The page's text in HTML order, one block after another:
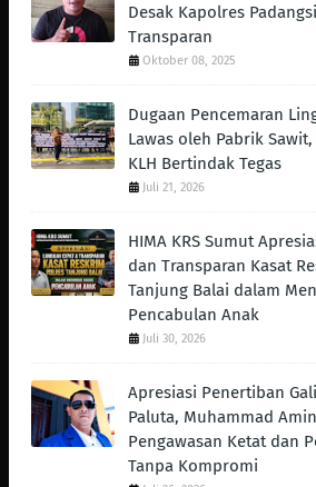
Desak Kapolres
Transparan
Oktober 08, 2025
Dugaan Pencemaran
Lawas oleh Pabrik
KLH Bertindak Tegas ‎
Juli 21, 2026
HIMA KRS Sumut
dan Transparan Kasat
Tanjung Balai dalam
Pencabulan Anak
Juli 30, 2026
Apresiasi Penertiban
Paluta, Muhammad
Pengawasan Ketat dan
Tanpa Kompromi